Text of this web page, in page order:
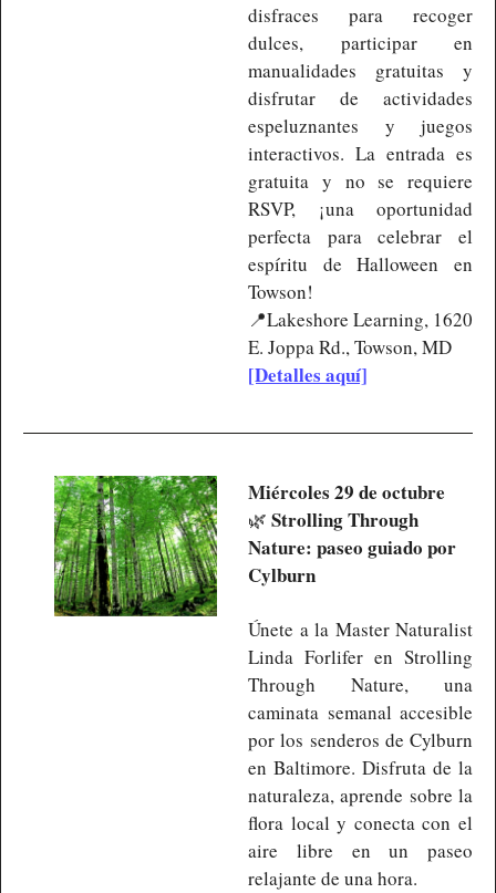
disfraces para recoger
dulces, participar en
manualidades gratuitas y
disfrutar de actividades
espeluznantes y juegos
interactivos. La entrada es
gratuita y no se requiere
RSVP, ¡una oportunidad
perfecta para celebrar el
espíritu de Halloween en
Towson!
📍Lakeshore Learning, 1620
E. Joppa Rd., Towson, MD
[Detalles aquí]
Miércoles 29 de octubre
🌿 Strolling Through
Nature: paseo guiado por
Cylburn
Únete a la Master Naturalist
Linda Forlifer en Strolling
Through Nature, una
caminata semanal accesible
por los senderos de Cylburn
en Baltimore. Disfruta de la
naturaleza, aprende sobre la
flora local y conecta con el
aire libre en un paseo
relajante de una hora.